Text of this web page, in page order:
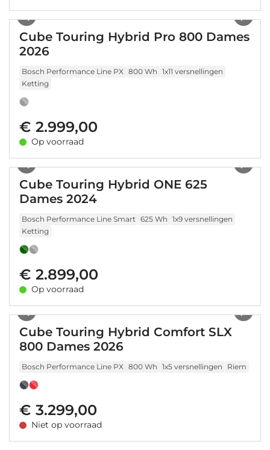
Cube Touring Hybrid Pro 800 Dames
2026
Bosch Performance Line PX 800 Wh 1x11 versnellingen
Ketting
€ 2.999,00
Op voorraad
Cube Touring Hybrid ONE 625
Dames 2024
Bosch Performance Line Smart 625 Wh 1x9 versnellingen
Ketting
€ 2.899,00
Op voorraad
Cube Touring Hybrid Comfort SLX
800 Dames 2026
Bosch Performance Line PX 800 Wh 1x5 versnellingen Riem
€ 3.299,00
Niet op voorraad